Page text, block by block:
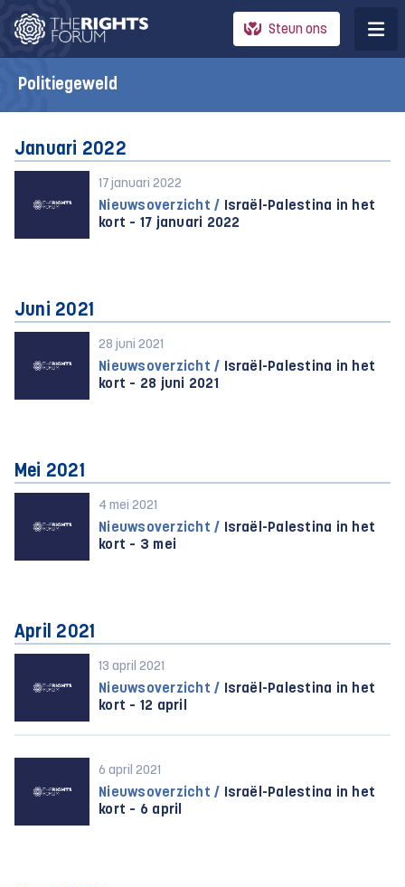
Steun ons
Politiegeweld
Januari 2022
17 januari 2022
Nieuwsoverzicht / Israël-Palestina in het
kort – 17 januari 2022
Juni 2021
28 juni 2021
Nieuwsoverzicht / Israël-Palestina in het
kort – 28 juni 2021
Mei 2021
4 mei 2021
Nieuwsoverzicht / Israël-Palestina in het
kort – 3 mei
April 2021
13 april 2021
Nieuwsoverzicht / Israël-Palestina in het
kort – 12 april
6 april 2021
Nieuwsoverzicht / Israël-Palestina in het
kort – 6 april